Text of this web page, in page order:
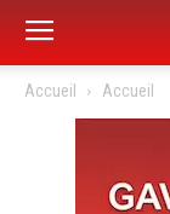
Accueil Accueil